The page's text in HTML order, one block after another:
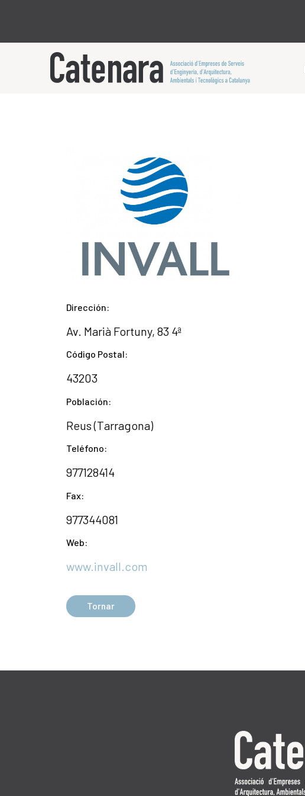
Dirección:
Av. Marià Fortuny, 83 4ª
Código Postal:
43203
Población:
Reus (Tarragona)
Teléfono:
977128414
Fax:
977344081
Web:
www.invall.com
Tornar